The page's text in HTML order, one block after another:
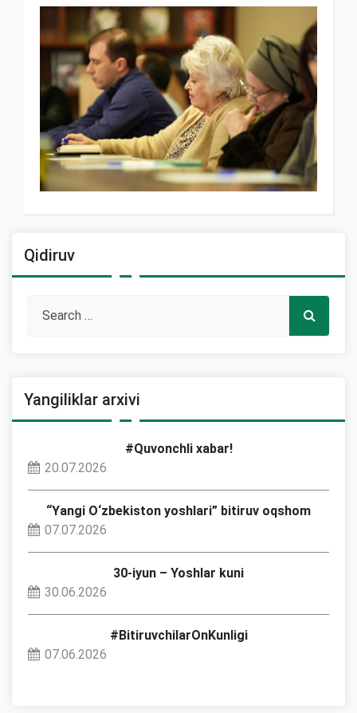
Qidiruv
Yangiliklar arxivi
#Quvonchli xabar!
20.07.2026
“Yangi O‘zbekiston yoshlari” bitiruv oqshom
07.07.2026
30-iyun – Yoshlar kuni
30.06.2026
#BitiruvchilarOnKunligi
07.06.2026